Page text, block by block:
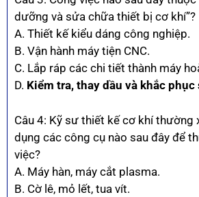
dưỡng và sửa chữa thiết bị cơ khí”?
A. Thiết kế kiểu dáng công nghiệp.
B. Vận hành máy tiện CNC.
C. Lắp ráp các chi tiết thành máy
D. Kiểm tra, thay dầu và khắc
Câu 4: Kỹ sư thiết kế cơ khí thường
dụng các công cụ nào sau đây để
việc?
A. Máy hàn, máy cắt plasma.
B. Cờ lê, mỏ lết, tua vít.